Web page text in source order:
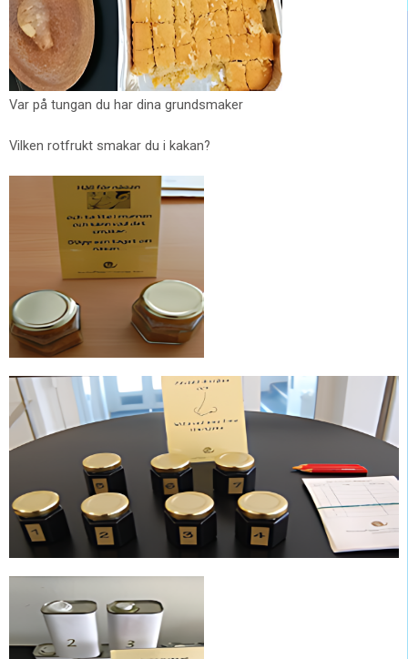
Var på tungan du har dina grundsmaker
Vilken rotfrukt smakar du i kakan?